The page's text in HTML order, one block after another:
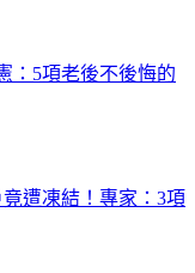
：5項老後不後悔的
遭凍結！專家：3項